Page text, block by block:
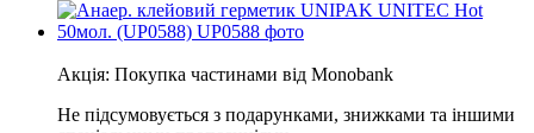
Акція: Покупка частинами від Monobank
Не підсумовується з подарунками, знижками та іншими